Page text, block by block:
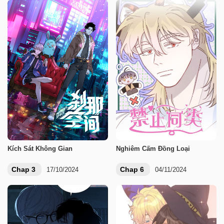
Kích Sát Không Gian
Chap 3 17/10/2024
Nghiêm Cấm Đồng Loại
Chap 6 04/11/2024